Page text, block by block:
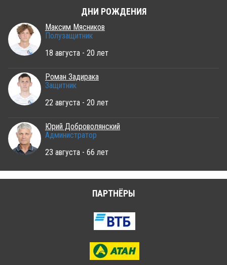
ДНИ РОЖДЕНИЯ
Максим Мясников
Полузащитник
18 августа - 20 лет
Роман Задирака
Защитник
22 августа - 20 лет
Юрий Доброволянский
Администратор
23 августа - 66 лет
ПАРТНЁРЫ